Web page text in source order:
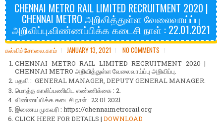
CHENNAI METRO RAIL LIMITED RECRUITMENT 2020 |
CHENNAI METRO அறிவித்துள்ள வேலைவாய்ப்பு
அறிவிப்பு.விண்ணப்பிக்க கடைசி நாள் : 22.01.2021
கல்விச்சோலை.காம் JANUARY 13, 2021 NO COMMENTS
CHENNAI METRO RAIL LIMITED RECRUITMENT 2020 |
CHENNAI METRO அறிவித்துள்ள வேலைவாய்ப்பு அறிவிப்பு.
பதவி : GENERAL MANAGER, DEPUTY GENERAL MANAGER.
மொத்த காலிப்பணியிட எண்ணிக்கை : 2.
விண்ணப்பிக்க கடைசி நாள் : 22.01.2021
இணைய முகவரி : https://chennaimetrorail.org
CLICK HERE FOR DETAILS | DOWNLOAD